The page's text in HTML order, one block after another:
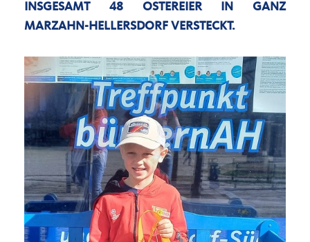
INSGESAMT 48 OSTEREIER IN GANZ
MARZAHN-HELLERSDORF VERSTECKT.